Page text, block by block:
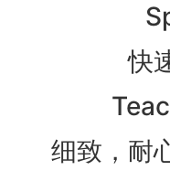
快
细致，耐